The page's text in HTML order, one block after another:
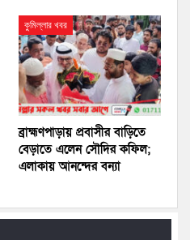
কুমিল্লার খবর
ব্রাহ্মণপাড়ায় প্রবাসীর বাড়িতে
বেড়াতে এলেন সৌদির কফিল;
এলাকায় আনন্দের বন্যা